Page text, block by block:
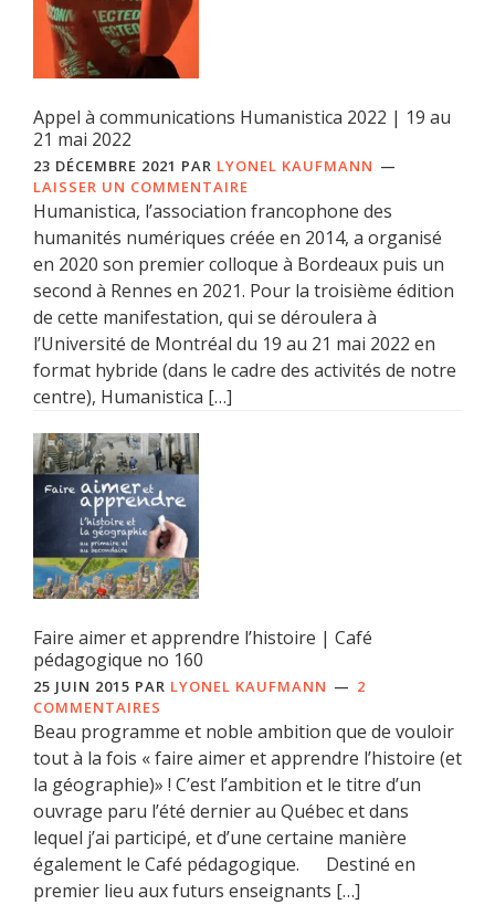
Appel à communications Humanistica 2022 | 19 au
21 mai 2022
23 DÉCEMBRE 2021 PAR LYONEL KAUFMANN
LAISSER UN COMMENTAIRE
Humanistica, l’association francophone des
humanités numériques créée en 2014, a organisé
en 2020 son premier colloque à Bordeaux puis un
second à Rennes en 2021. Pour la troisième édition
de cette manifestation, qui se déroulera à
l’Université de Montréal du 19 au 21 mai 2022 en
format hybride (dans le cadre des activités de notre
centre), Humanistica […]
Faire aimer et apprendre l’histoire | Café
pédagogique no 160
25 JUIN 2015 PAR LYONEL KAUFMANN
2
COMMENTAIRES
Beau programme et noble ambition que de vouloir
tout à la fois « faire aimer et apprendre l’histoire (et
la géographie)» ! C’est l’ambition et le titre d’un
ouvrage paru l’été dernier au Québec et dans
lequel j’ai participé, et d’une certaine manière
également le Café pédagogique. Destiné en
premier lieu aux futurs enseignants […]